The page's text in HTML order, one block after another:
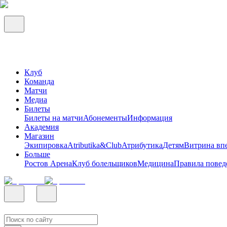
Клуб
Команда
Матчи
Медиа
Билеты
Билеты на матчиАбонементыИнформация
Академия
Магазин
ЭкипировкаAtributika&ClubАтрибутикаДетямВитрина
Больше
Ростов АренаКлуб болельщиковМедицинаПравила